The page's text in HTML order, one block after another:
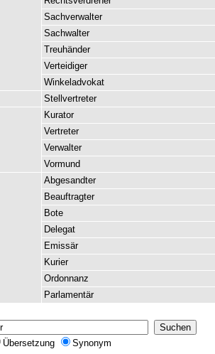
Sachverwalter
Sachwalter
Treuhänder
Verteidiger
Winkeladvokat
Stellvertreter
Kurator
Vertreter
Verwalter
Vormund
Abgesandter
Beauftragter
Bote
Delegat
Emissär
Kurier
Ordonnanz
Parlamentär
Übersetzung
Synonym